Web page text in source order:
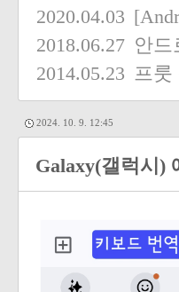
2020.04.03
2018.06.27 안드
2014.05.23 프룻
2024. 10. 9. 12:45
Galaxy(갤럭시)